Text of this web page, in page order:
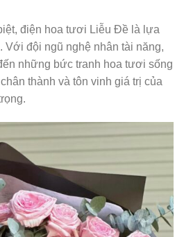
điện hoa tươi Liễu Đề là lựa
Với đội ngũ nghệ nhân tài năng,
những bức tranh hoa tươi sống
thành và tôn vinh giá trị của